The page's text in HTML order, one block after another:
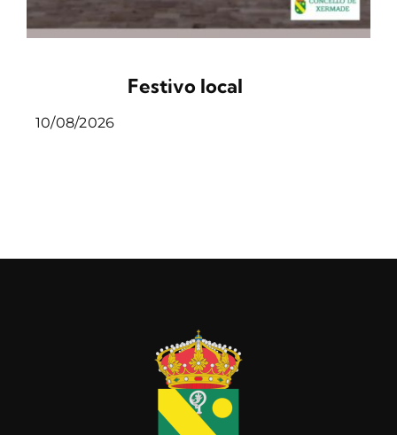
Festivo local
10/08/2026